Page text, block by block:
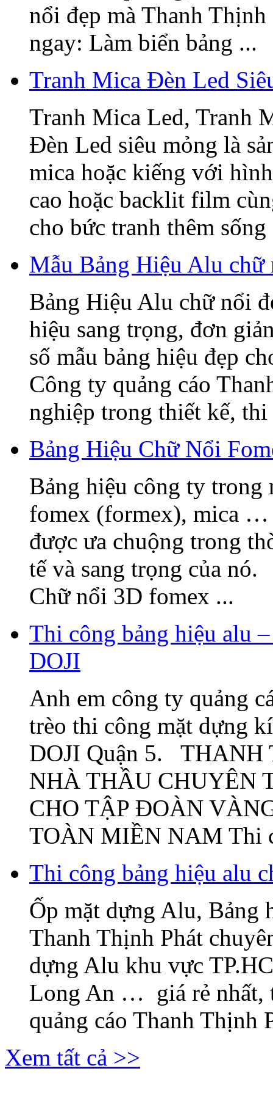
nổi đẹp mà Thanh
ngay: Làm biển bảng ...
Tranh Mica Đèn Led
Tranh Mica Led, Tranh
Đèn Led siêu mỏng là
mica hoặc kiếng với
cao hoặc backlit film
cho bức tranh thêm
Mẫu Bảng Hiệu Alu chữ
Bảng Hiệu Alu chữ nổi
hiệu sang trọng, đơn
số mẫu bảng hiệu đẹp
Công ty quảng cáo
nghiệp trong thiết kế, thi
Bảng Hiệu Chữ Nổi
Bảng hiệu công ty
fomex (formex), mica …
được ưa chuộng trong
tế và sang trọng của
Chữ nổi 3D fomex ...
Thi công bảng hiệu alu
DOJI
Anh em công ty quảng
trèo thi công mặt dựng
DOJI Quận 5. THANH
NHÀ THẦU CHUYÊN
CHO TẬP ĐOÀN
TOÀN MIỀN NAM
Thi công bảng hiệu alu
Ốp mặt dựng Alu, Bảng
Thanh Thịnh Phát
dựng Alu khu vực
Long An … giá rẻ nhất,
quảng cáo Thanh Thịnh
Xem tất cả >>